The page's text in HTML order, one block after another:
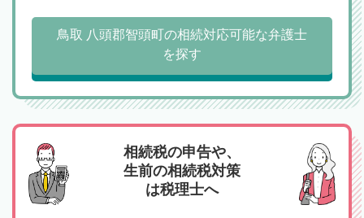
鳥取 八頭郡智頭町の相続対応可能な弁護士
を探す
相続税の申告や、
生前の相続税対策
は税理士へ